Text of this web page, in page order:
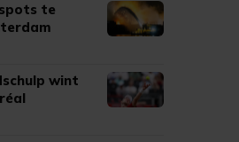
te
wint